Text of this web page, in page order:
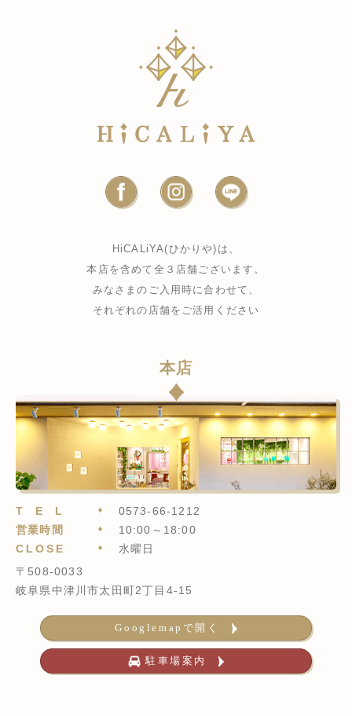
HiCALiYA(ひかりや)は、
本店を含めて全３店舗ございます。
みなさまのご入用時に合わせて、
それぞれの店舗をご活用ください
本店
TEL
0573-66-1212
営業時間
10:00～18:00
CLOSE
水曜日
〒508-0033
岐阜県中津川市太田町2丁目4-15
Googlemapで開く
駐車場案内